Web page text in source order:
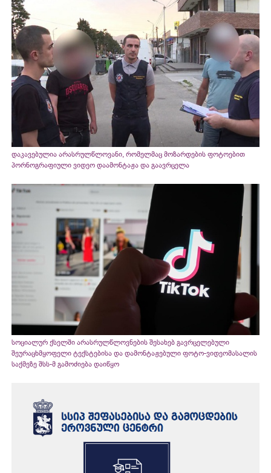
დაკავებულია არასრულწლოვანი, რომელმაც მოზარდების ფოტოებით
პორნოგრაფიული ვიდეო დაამონტაჟა და გაავრცელა
სოციალურ ქსელში არასრულწლოვნების შესახებ გავრცელებული
შეურაცხმყოფელი ტექსტებისა და დამონტაჟებული ფოტო-ვიდეომასალის
საქმეზე შსს-მ გამოძიება დაიწყო